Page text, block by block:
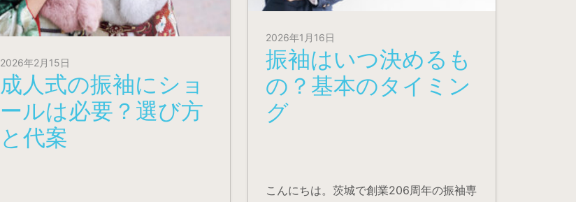
2026年2月15日
成人式の振袖にショ
ールは必要？選び方
と代案
2026年1月16日
振袖はいつ決めるも
の？基本のタイミン
グ
こんにちは。茨城で創業206周年の振袖専